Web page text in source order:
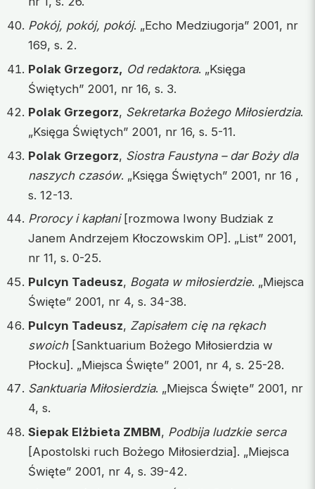
Pokój, pokój, pokój. „Echo Medziugorja” 2001, nr
169, s. 2.
Polak Grzegorz, Od redaktora. „Księga
Świętych” 2001, nr 16, s. 3.
Polak Grzegorz, Sekretarka Bożego Miłosierdzia.
„Księga Świętych” 2001, nr 16, s. 5-11.
Polak Grzegorz, Siostra Faustyna – dar Boży dla
naszych czasów. „Księga Świętych” 2001, nr 16 ,
s. 12-13.
Prorocy i kapłani[rozmowa Iwony Budziak z
Janem Andrzejem Kłoczowskim OP]. „List” 2001,
nr 11, s. 0-25.
Pulcyn Tadeusz, Bogata w miłosierdzie. „Miejsca
Święte” 2001, nr 4, s. 34-38.
Pulcyn Tadeusz, Zapisałem cię na rękach
swoich[Sanktuarium Bożego Miłosierdzia w
Płocku]. „Miejsca Święte” 2001, nr 4, s. 25-28.
Sanktuaria Miłosierdzia. „Miejsca Święte” 2001, nr
4, s.
Siepak Elżbieta ZMBM, Podbija ludzkie serca
[Apostolski ruch Bożego Miłosierdzia]. „Miejsca
Święte” 2001, nr 4, s. 39-42.